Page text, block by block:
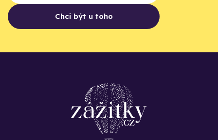
Chci být u toho